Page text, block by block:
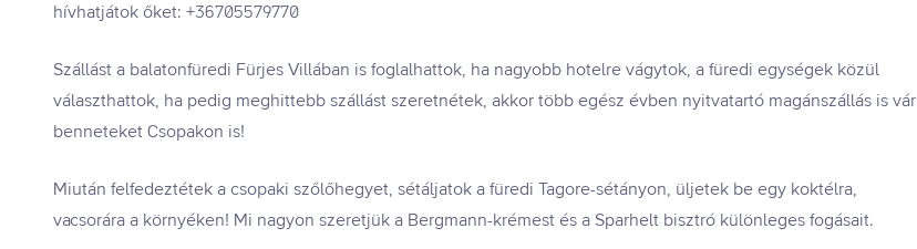
hívhatjátok őket: +36705579770
Szállást a balatonfüredi Fürjes Villában is foglalhattok, ha nagyobb hotelre vágytok, a füredi egységek közül
választhattok, ha pedig meghittebb szállást szeretnétek, akkor több egész évben nyitvatartó magánszállás is vár
benneteket Csopakon is!
Miután felfedeztétek a csopaki szőlőhegyet, sétáljatok a füredi Tagore-sétányon, üljetek be egy koktélra,
vacsorára a környéken! Mi nagyon szeretjük a Bergmann-krémest és a Sparhelt bisztró különleges fogásait.